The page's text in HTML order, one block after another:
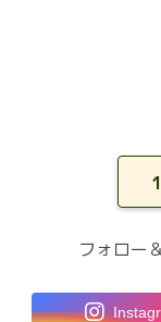
1
フォロー